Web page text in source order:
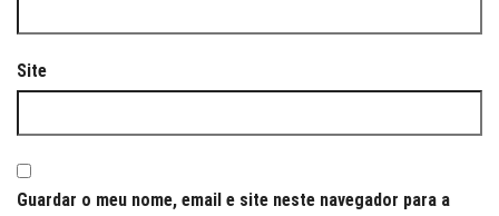
Site
Guardar o meu nome, email e site neste navegador para a